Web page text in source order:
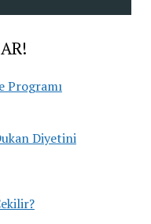
Programı
Diyetini